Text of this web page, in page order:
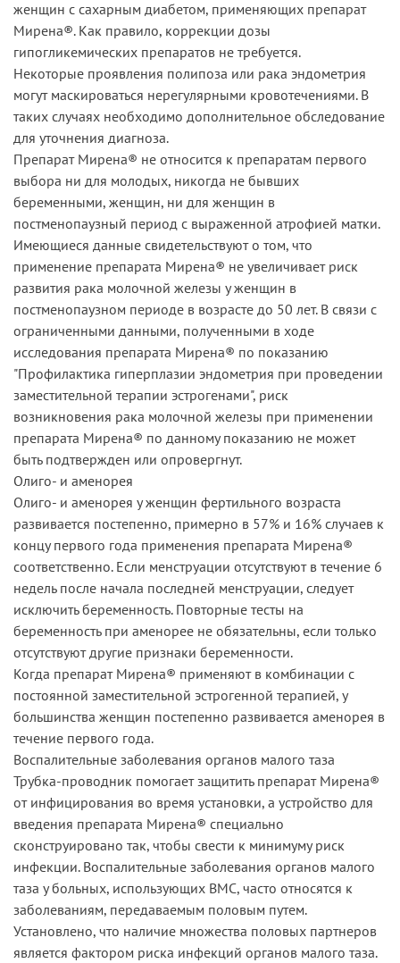
женщин с сахарным диабетом, применяющих препарат
Мирена®. Как правило, коррекции дозы
гипогликемических препаратов не требуется.
Некоторые проявления полипоза или рака эндометрия
могут маскироваться нерегулярными кровотечениями. В
таких случаях необходимо дополнительное обследование
для уточнения диагноза.
Препарат Мирена® не относится к препаратам первого
выбора ни для молодых, никогда не бывших
беременными, женщин, ни для женщин в
постменопаузный период с выраженной атрофией матки.
Имеющиеся данные свидетельствуют о том, что
применение препарата Мирена® не увеличивает риск
развития рака молочной железы у женщин в
постменопаузном периоде в возрасте до 50 лет. В связи с
ограниченными данными, полученными в ходе
исследования препарата Мирена® по показанию
"Профилактика гиперплазии эндометрия при проведении
заместительной терапии эстрогенами", риск
возникновения рака молочной железы при применении
препарата Мирена® по данному показанию не может
быть подтвержден или опровергнут.
Олиго- и аменорея
Олиго- и аменорея у женщин фертильного возраста
развивается постепенно, примерно в 57% и 16% случаев к
концу первого года применения препарата Мирена®
соответственно. Если менструации отсутствуют в течение 6
недель после начала последней менструации, следует
исключить беременность. Повторные тесты на
беременность при аменорее не обязательны, если только
отсутствуют другие признаки беременности.
Когда препарат Мирена® применяют в комбинации с
постоянной заместительной эстрогенной терапией, у
большинства женщин постепенно развивается аменорея в
течение первого года.
Воспалительные заболевания органов малого таза
Трубка-проводник помогает защитить препарат Мирена®
от инфицирования во время установки, а устройство для
введения препарата Мирена® специально
сконструировано так, чтобы свести к минимуму риск
инфекции. Воспалительные заболевания органов малого
таза у больных, использующих ВМС, часто относятся к
заболеваниям, передаваемым половым путем.
Установлено, что наличие множества половых партнеров
является фактором риска инфекций органов малого таза.